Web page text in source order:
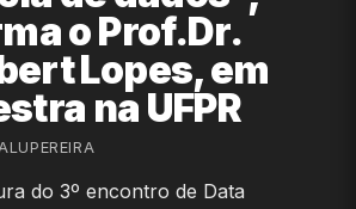
o Prof.Dr.
Lopes, em
na UFPR
do 3º encontro de Data